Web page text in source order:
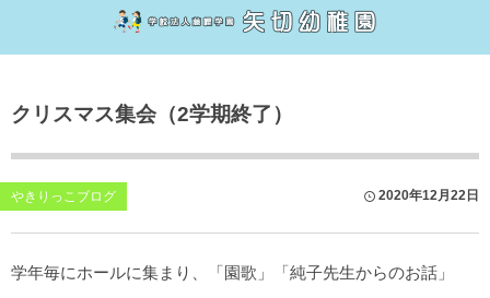
クリスマス集会（2学期終了）
やきりっこブログ 2020年12月22日
学年毎にホールに集まり、「園歌」「純子先生からのお話」
大切にしていること・特徴
沿革
子育てカフェ
子育てカフェnote